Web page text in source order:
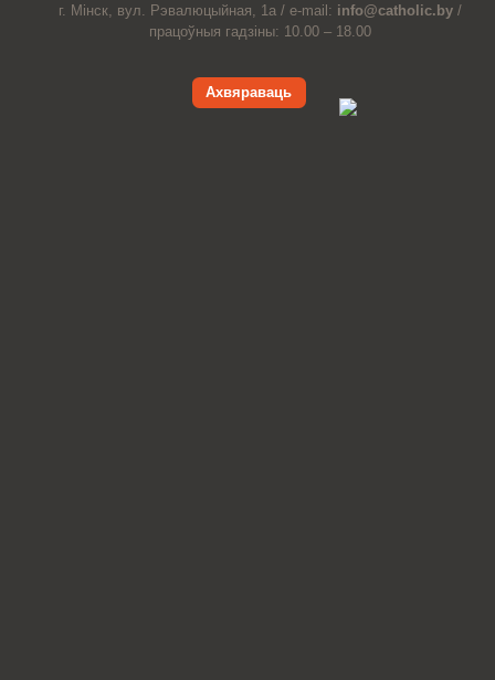
г. Мінск, вул. Рэвалюцыйная, 1а / e-mail: info@catholic.by /
працоўныя гадзіны: 10.00 – 18.00
Ахвяраваць